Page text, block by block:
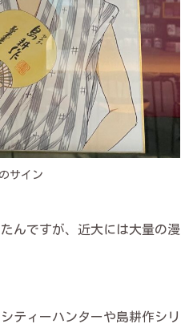
サイン
んですが、近大には大量の漫
ティーハンターや島耕作シリ